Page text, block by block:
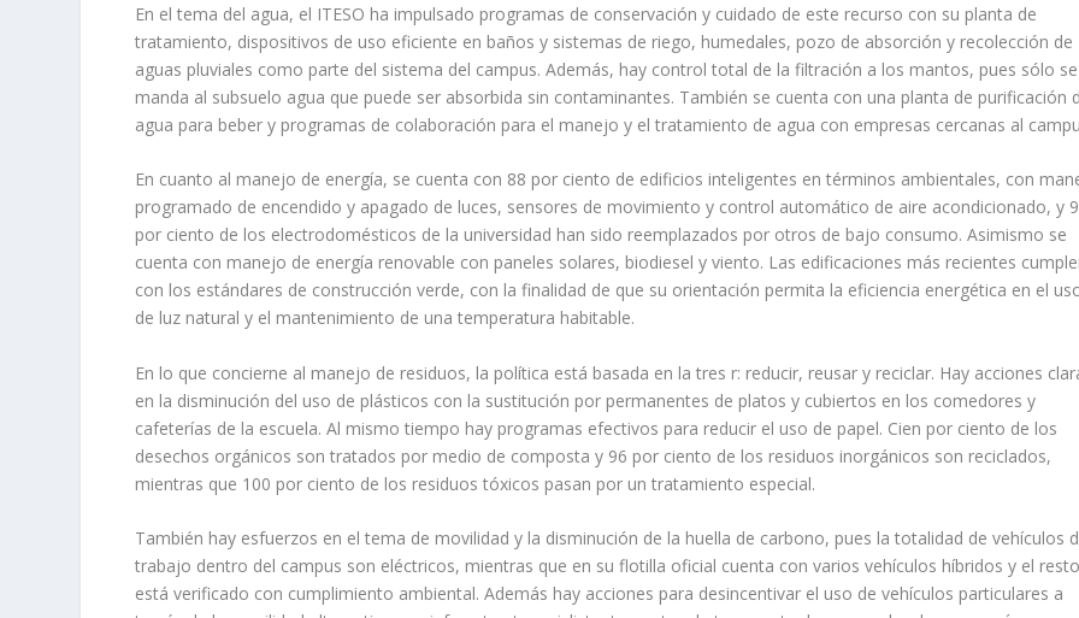
En el tema del agua, el ITESO ha impulsado programas de conservación y cuidado de este recurso con su planta de
tratamiento, dispositivos de uso eficiente en baños y sistemas de riego, humedales, pozo de absorción y recolección de
aguas pluviales como parte del sistema del campus. Además, hay control total de la filtración a los mantos, pues sólo se
manda al subsuelo agua que puede ser absorbida sin contaminantes. También se cuenta con una planta de purificación
agua para beber y programas de colaboración para el manejo y el tratamiento de agua con empresas cercanas al
En cuanto al manejo de energía, se cuenta con 88 por ciento de edificios inteligentes en términos ambientales, con
programado de encendido y apagado de luces, sensores de movimiento y control automático de aire acondicionado, y
por ciento de los electrodomésticos de la universidad han sido reemplazados por otros de bajo consumo. Asimismo se
cuenta con manejo de energía renovable con paneles solares, biodiesel y viento. Las edificaciones más recientes
con los estándares de construcción verde, con la finalidad de que su orientación permita la eficiencia energética en el
de luz natural y el mantenimiento de una temperatura habitable.
En lo que concierne al manejo de residuos, la política está basada en la tres r: reducir, reusar y reciclar. Hay acciones
en la disminución del uso de plásticos con la sustitución por permanentes de platos y cubiertos en los comedores y
cafeterías de la escuela. Al mismo tiempo hay programas efectivos para reducir el uso de papel. Cien por ciento de los
desechos orgánicos son tratados por medio de composta y 96 por ciento de los residuos inorgánicos son reciclados,
mientras que 100 por ciento de los residuos tóxicos pasan por un tratamiento especial.
También hay esfuerzos en el tema de movilidad y la disminución de la huella de carbono, pues la totalidad de vehículos
trabajo dentro del campus son eléctricos, mientras que en su flotilla oficial cuenta con varios vehículos híbridos y el resto
está verificado con cumplimiento ambiental. Además hay acciones para desincentivar el uso de vehículos particulares a